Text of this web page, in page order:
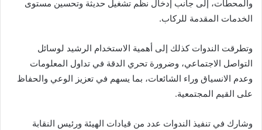
والمحطات، إلى جانب إدخال نظم تشغيل حديثة وتحسين مستوى
الخدمات المقدمة للركاب.
وتطرقت الندوات كذلك إلى أهمية الاستخدام الرشيد لوسائل
التواصل الاجتماعي، وضرورة تحري الدقة في تداول المعلومات
وعدم الانسياق وراء الشائعات، بما يسهم في تعزيز الوعي والحفاظ
على القيم المجتمعية.
وشارك في تنفيذ الندوات عدد من قيادات الهيئة ورئيس النقابة